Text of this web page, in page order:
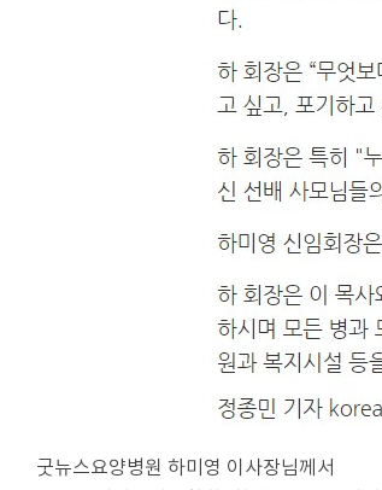
굿뉴스요양병원 하미영 이사장님께서